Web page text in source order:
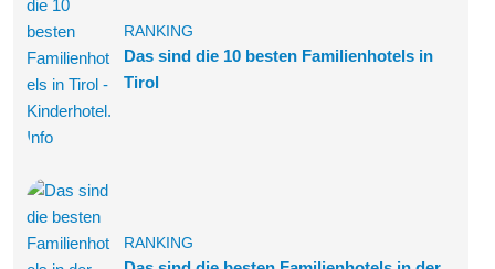
RANKING
Das sind die 10 besten Familienhotels in
Tirol
RANKING